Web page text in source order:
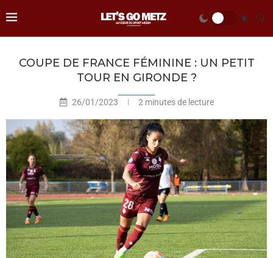
COUPE DE FRANCE FÉMININE : UN PETIT
TOUR EN GIRONDE ?
26/01/2023 2 minutes de lecture